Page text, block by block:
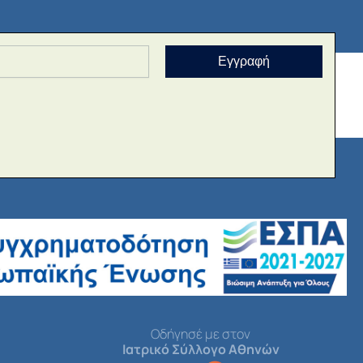
Εγγραφή
Οδήγησέ με στον
Ιατρικό Σύλλογο Αθηνών